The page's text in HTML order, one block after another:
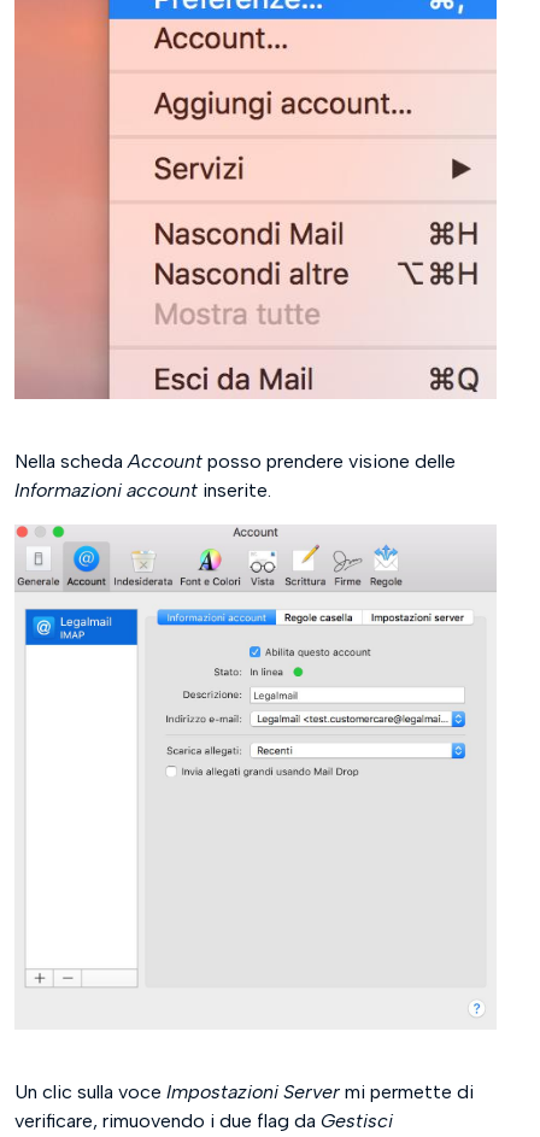
Nella schedaAccount posso prendere visione delle
Informazioni account inserite.
Un clic sulla voce Impostazioni Server mi permette di
verificare, rimuovendo i due flag da Gestisci